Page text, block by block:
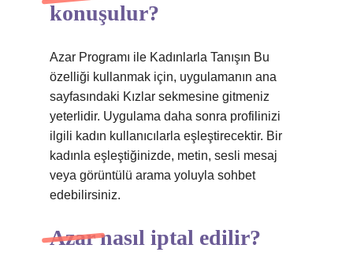
konuşulur?
Azar Programı ile Kadınlarla Tanışın Bu
özelliği kullanmak için, uygulamanın ana
sayfasındaki Kızlar sekmesine gitmeniz
yeterlidir. Uygulama daha sonra profilinizi
ilgili kadın kullanıcılarla eşleştirecektir. Bir
kadınla eşleştiğinizde, metin, sesli mesaj
veya görüntülü arama yoluyla sohbet
edebilirsiniz.
Azar nasıl iptal edilir?